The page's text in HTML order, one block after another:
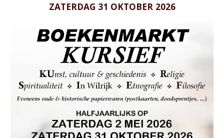
ZATERDAG 31 OKTOBER 2026